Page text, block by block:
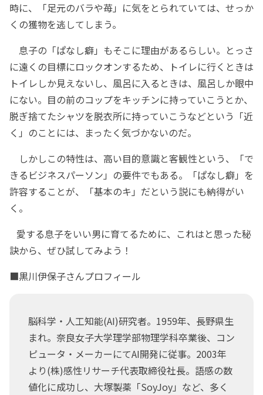
時に、「足元のバラや苺」に気をとられていては、せっか
くの獲物を逃してしまう。
息子の「ぱなし癖」もそこに理由があるらしい。とっさ
に遠くの目標にロックオンするため、トイレに行くときは
トイレしか見えないし、風呂に入るときは、風呂しか眼中
にない。目の前のコップをキッチンに持っていこうとか、
脱ぎ捨てたシャツを脱衣所に持っていこうなどという「近
く」のことには、まったく気づかないのだ。
しかしこの特性は、高い目的意識と客観性という、「で
きるビジネスパーソン」の要件でもある。「ぱなし癖」を
許容することが、「基本のキ」だという説にも納得がい
く。
愛する息子をいい男に育てるために、これはと思った秘
訣から、ぜひ試してみよう！
■黒川伊保子さんプロフィール
脳科学・人工知能(AI)研究者。1959年、長野県生
まれ。奈良女子大学理学部物理学科卒業後、コン
ピュータ・メーカーにてAI開発に従事。2003年
より(株)感性リサーチ代表取締役社長。語感の数
値化に成功し、大塚製薬「SoyJoy」など、多く